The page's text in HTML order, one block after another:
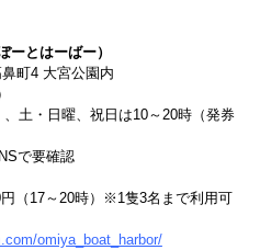
ーとはーばー）
町4 大宮公園内
土・日曜、祝日は10～20時（発券
で要確認
（17～20時）※1隻3名まで利用可
omiya_boat_harbor/